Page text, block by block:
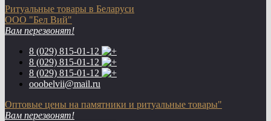
Ритуальные товары в Беларуси
ООО "Бел Вий"
Вам перезвонят!
8 (029) 815-01-12
8 (029) 815-01-12
8 (029) 815-01-12
ooobelvii@mail.ru
Оптовые цены на памятники и ритуальные товары"
Вам перезвонят!